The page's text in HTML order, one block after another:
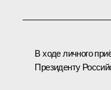
В ходе личного
Президенту